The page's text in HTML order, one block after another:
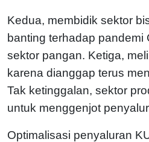
Kedua, membidik sektor
banting terhadap pandemi
sektor pangan. Ketiga,
karena dianggap terus
Tak ketinggalan, sektor
untuk menggenjot
Optimalisasi penyaluran